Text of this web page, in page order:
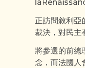
正訪問敘利
裁決，對民主
將參選的前
念，而法國人